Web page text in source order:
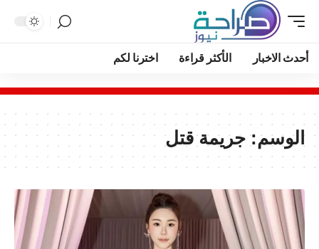
أحدث الاخبار الأكثر قراءة اخترنا لكم
الوسم: جريمة قتل